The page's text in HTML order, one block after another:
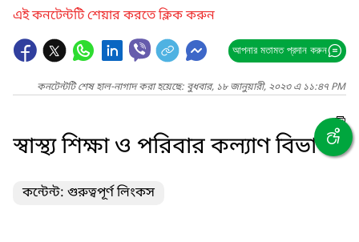
এই কনটেন্টটি শেয়ার করতে ক্লিক করুন
আপনার মতামত প্রদান করুন
কনটেন্টটি শেষ হাল-নাগাদ করা হয়েছে: বুধবার, ১৮ জানুয়ারী, ২০২৩ এ ১১:৪৭ PM
স্বাস্থ্য শিক্ষা ও পরিবার কল্যাণ বিভাগ
কন্টেন্ট: গুরুত্বপূর্ণ লিংকস